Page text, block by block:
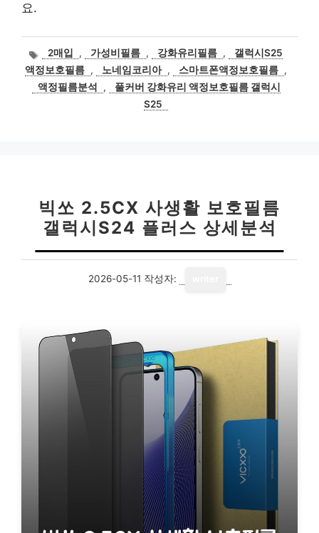
요.
태
그
2매입 , 가성비필름 , 강화유리필름 ,
갤럭시S25
액정보호필름 , 노네임코리아 , 스마트폰액정보호필름 ,
액정필름분석
,
풀커버 강화유리 액정보호필름 갤럭시
S25
빅쏘 2.5CX 사생활 보호필름
갤럭시S24 플러스 상세분석
2026-05-11 작성자: